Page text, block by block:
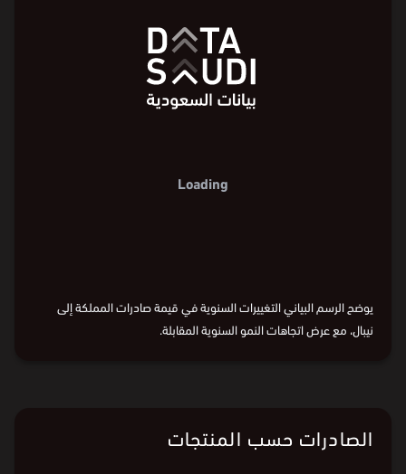
Loading
يوضح الرسم البياني التغييرات السنوية في قيمة صادرات المملكة إلى
نيبال، مع عرض اتجاهات النمو السنوية المقابلة.
الصادرات حسب المنتجات